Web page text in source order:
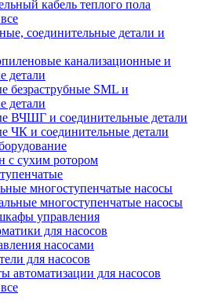
кабель теплого пола
соединительные детали и
канализационные и
детали
безраструбные SML и
детали
ВЧШГ и соединительные детали
ЧК и соединительные детали
с сухим ротором
многоступенчатые насосы
многоступенчатые насосы
управления
для насосов
насосами
для насосов
автоматизации для насосов